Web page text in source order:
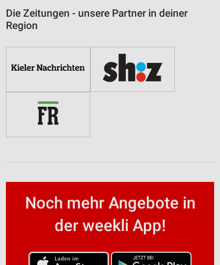
Die Zeitungen - unsere Partner in deiner
Region
Noch mehr Angebote in
der weekli App!